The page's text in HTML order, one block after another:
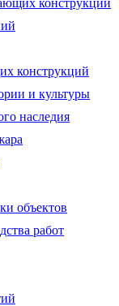
конструкций
и культуры
наследия
объектов
работ